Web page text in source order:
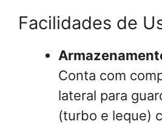
Facilidades de
Conta com
lateral para
(turbo e leque)